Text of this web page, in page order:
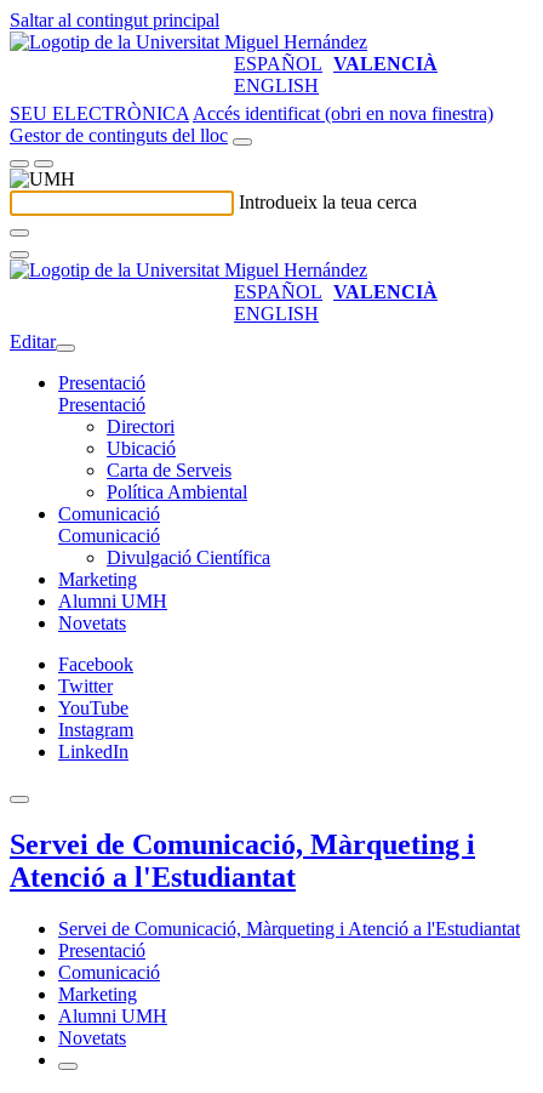
Saltar al contingut principal
ESPAÑOL VALENCIÀ
ENGLISH
SEU ELECTRÒNICA Accés identificat (obri en nova finestra)
Gestor de continguts del lloc
Introdueix la teua cerca
ESPAÑOL VALENCIÀ
ENGLISH
Editar
Presentació
Presentació
Directori
Ubicació
Carta de Serveis
Política Ambiental
Comunicació
Comunicació
Divulgació Científica
Marketing
Alumni UMH
Novetats
Facebook
Twitter
YouTube
Instagram
LinkedIn
Servei de Comunicació, Màrqueting i
Atenció a l'Estudiantat
Servei de Comunicació, Màrqueting i Atenció a l'Estudiantat
Presentació
Comunicació
Marketing
Alumni UMH
Novetats